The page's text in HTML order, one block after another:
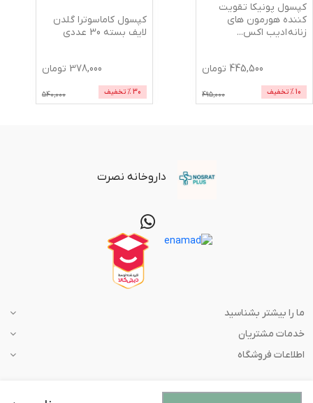
کپسول پونیکا تقویت
کننده هورمون های
زنانه ادیب اکس...
445,500 تومان
10 % تخفیف 495,000
کپسول کاماسوترا گلدن
لایف بسته 30 عددی
378,000 تومان
30 % تخفیف 540,000
داروخانه نصرت
ما را بیشتر بشناسید
خدمات مشتریان
اطلاعات فروشگاه